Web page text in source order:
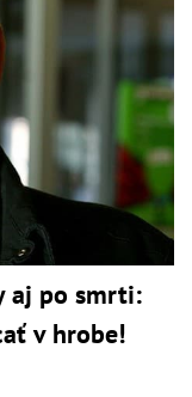
aj po smrti:
v hrobe!